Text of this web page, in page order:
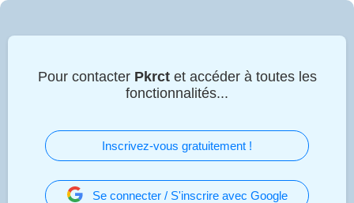
Pour contacter Pkrctet accéder à toutes les
fonctionnalités...
Inscrivez-vous gratuitement !
Se connecter / S'inscrire avec Google